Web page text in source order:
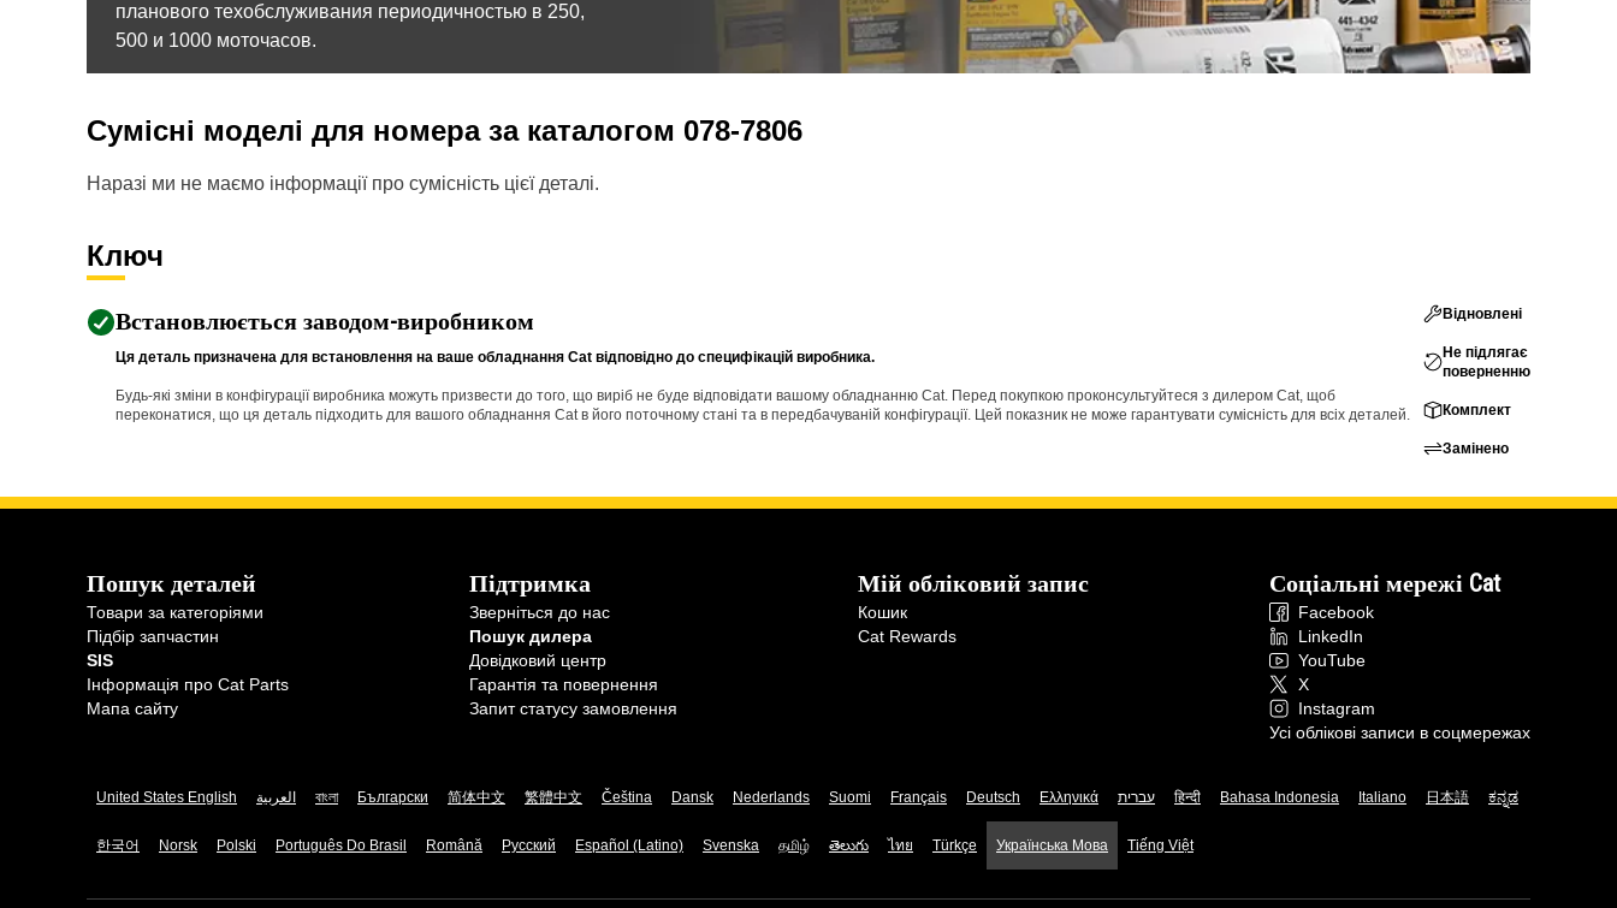
планового техобслуживания периодичностью в 250,
500 и 1000 моточасов.
Сумісні моделі для номера за каталогом 078-7806
Наразі ми не маємо інформації про сумісність цієї деталі.
Ключ
Встановлюється заводом-виробником
Ця деталь призначена для встановлення на ваше обладнання Cat відповідно до специфікацій виробника.
Будь-які зміни в конфігурації виробника можуть призвести до того, що виріб не буде відповідати вашому обладнанню Cat. Перед покупкою проконсультуйтеся з дилером Cat, щоб
переконатися, що ця деталь підходить для вашого обладнання Cat в його поточному стані та в передбачуваній конфігурації. Цей показник не може гарантувати сумісність для всіх деталей.
Відновлені
Не підлягає
поверненню
Комплект
Замінено
Пошук деталей
Товари за категоріями
Підбір запчастин
SIS
Інформація про Cat Parts
Мапа сайту
Підтримка
Зверніться до нас
Пошук дилера
Довідковий центр
Гарантія та повернення
Запит статусу замовлення
Мій обліковий запис
Кошик
Cat Rewards
Соціальні мережі Cat
Facebook
LinkedIn
YouTube
X
Instagram
Усі облікові записи в соцмережах
United States English العربية বাংলা Български 简体中文 繁體中文 Čeština Dansk Nederlands Suomi Français Deutsch Ελληνικά עברית हिन्दी Bahasa Indonesia Italiano 日本語 ಕನ್ನಡ
한국어 Norsk Polski Português Do Brasil Română Русский Español (Latino) Svenska தமிழ் తెలుగు ไทย Türkçe Українська Мова Tiếng Việt